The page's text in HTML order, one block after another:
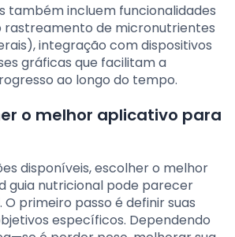
também incluem funcionalidades
rastreamento de micronutrientes
integração com dispositivos
gráficas que facilitam a
ao longo do tempo.
o melhor aplicativo para
disponíveis, escolher o melhor
guia nutricional pode parecer
primeiro passo é definir suas
específicos. Dependendo